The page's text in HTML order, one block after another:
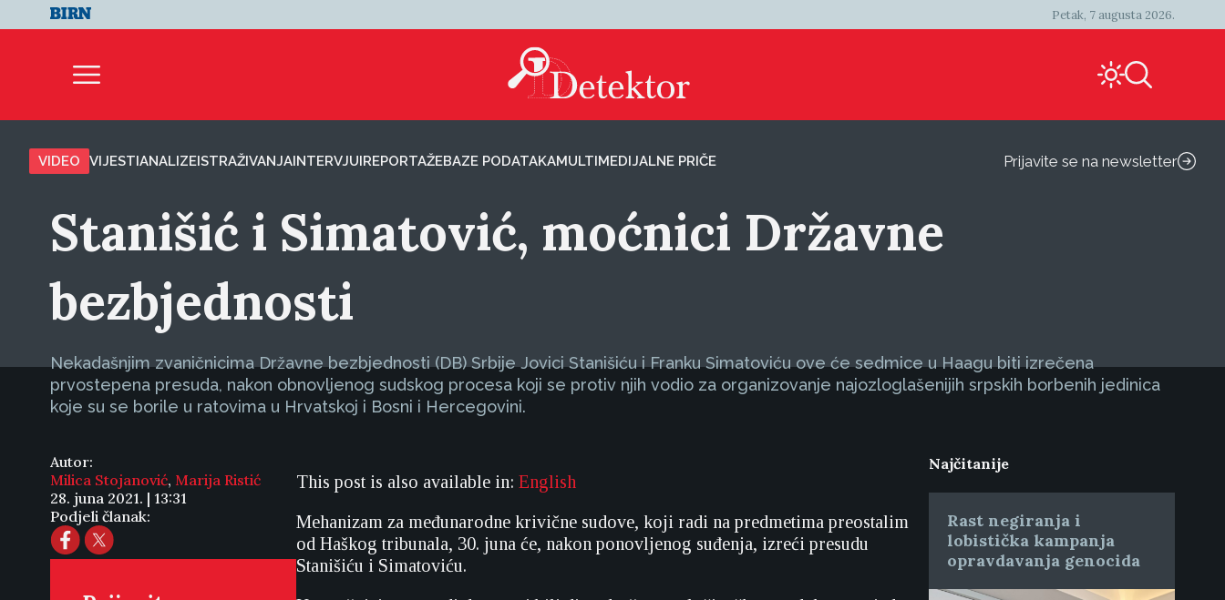
Petak, 7 augusta 2026.
VIDEO VIJESTIANALIZEISTRAŽIVANJAINTERVJUIREPORTAŽEBAZE PODATAKAMULTIMEDIJALNE PRIČE Prijavite se na newsletter
Stanišić i Simatović, moćnici Državne
bezbjednosti
Nekadašnjim zvaničnicima Državne bezbjednosti (DB) Srbije Jovici Stanišiću i Franku Simatoviću ove će sedmice u Haagu biti izrečena
prvostepena presuda, nakon obnovljenog sudskog procesa koji se protiv njih vodio za organizovanje najozloglašenijih srpskih borbenih jedinica
koje su se borile u ratovima u Hrvatskoj i Bosni i Hercegovini.
Autor:
Milica Stojanović, Marija Ristić
28. juna 2021. | 13:31
Podjeli članak:
This post is also available in: English
Mehanizam za međunarodne krivične sudove, koji radi na predmetima preostalim
od Haškog tribunala, 30. juna će, nakon ponovljenog suđenja, izreći presudu
Stanišiću i Simatoviću.
Najčitanije
Rast negiranja i
lobistička kampanja
opravdavanja genocida